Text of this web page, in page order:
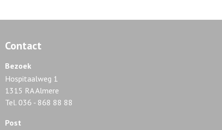
Contact
Bezoek
Hospitaalweg 1
1315 RA Almere
Tel. 036 - 868 88 88
Post